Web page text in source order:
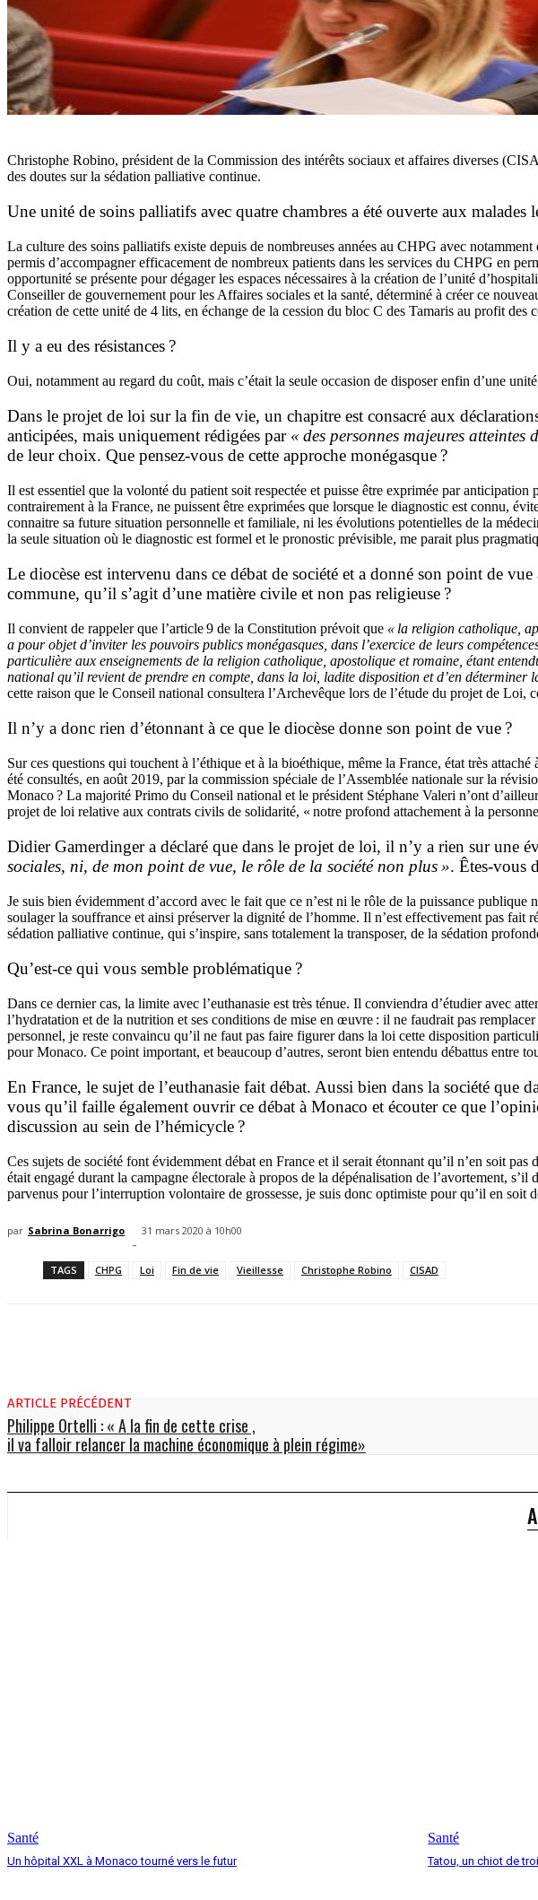
Christophe Robino, président de la Commission des intérêts sociaux et affaires diverses
des doutes sur la sédation palliative continue.
Une unité de soins palliatifs avec quatre chambres a été ouverte aux
La culture des soins palliatifs existe depuis de nombreuses années au CHPG avec
permis d’accompagner efficacement de nombreux patients dans les services du CHPG en
opportunité se présente pour dégager les espaces nécessaires à la création de l’unité
Conseiller de gouvernement pour les Affaires sociales et la santé, déterminé à créer ce
création de cette unité de 4 lits, en échange de la cession du bloc C des Tamaris au profit des
Il y a eu des résistances ?
Oui, notamment au regard du coût, mais c’était la seule occasion de disposer enfin d’une
Dans le projet de loi sur la fin de vie, un chapitre est consacré aux
anticipées, mais uniquement rédigées par « des personnes majeures
de leur choix. Que pensez-vous de cette approche monégasque ?
Il est essentiel que la volonté du patient soit respectée et puisse être exprimée par
contrairement à la France, ne puissent être exprimées que lorsque le diagnostic est connu,
connaitre sa future situation personnelle et familiale, ni les évolutions potentielles de la
la seule situation où le diagnostic est formel et le pronostic prévisible, me parait plus
Le diocèse est intervenu dans ce débat de société et a donné son point de
commune, qu’il s’agit d’une matière civile et non pas religieuse ?
Il convient de rappeler que l’article 9 de la Constitution prévoit que « la religion catholique,
a pour objet d’inviter les pouvoirs publics monégasques, dans l’exercice de leurs
particulière aux enseignements de la religion catholique, apostolique et romaine, étant
national qu’il revient de prendre en compte, dans la loi, ladite disposition et d’en déterminer
cette raison que le Conseil national consultera l’Archevêque lors de l’étude du projet de Loi,
Il n’y a donc rien d’étonnant à ce que le diocèse donne son point de vue ?
Sur ces questions qui touchent à l’éthique et à la bioéthique, même la France, état très
été consultés, en août 2019, par la commission spéciale de l’Assemblée nationale sur la
Monaco ? La majorité Primo du Conseil national et le président Stéphane Valeri n’ont
projet de loi relative aux contrats civils de solidarité, « notre profond attachement à la
Didier Gamerdinger a déclaré que dans le projet de loi, il n’y a rien sur une
sociales, ni, de mon point de vue, le rôle de la société non plus ». Êtes-vous
Je suis bien évidemment d’accord avec le fait que ce n’est ni le rôle de la puissance
soulager la souffrance et ainsi préserver la dignité de l’homme. Il n’est effectivement pas
sédation palliative continue, qui s’inspire, sans totalement la transposer, de la sédation
Qu’est-ce qui vous semble problématique ?
Dans ce dernier cas, la limite avec l’euthanasie est très ténue. Il conviendra d’étudier avec
l’hydratation et de la nutrition et ses conditions de mise en œuvre : il ne faudrait pas
personnel, je reste convaincu qu’il ne faut pas faire figurer dans la loi cette disposition
pour Monaco. Ce point important, et beaucoup d’autres, seront bien entendu débattus entre
En France, le sujet de l’euthanasie fait débat. Aussi bien dans la société que
vous qu’il faille également ouvrir ce débat à Monaco et écouter ce que
discussion au sein de l’hémicycle ?
Ces sujets de société font évidemment débat en France et il serait étonnant qu’il n’en soit
était engagé durant la campagne électorale à propos de la dépénalisation de l’avortement,
parvenus pour l’interruption volontaire de grossesse, je suis donc optimiste pour qu’il en soit
par Sabrina Bonarrigo
-
31 mars 2020 à 10h00
TAGS CHPG Loi Fin de vie Vieillesse Christophe Robino CISAD
ARTICLE PRÉCÉDENT
Philippe Ortelli : « A la fin de cette crise ,
il va falloir relancer la machine économique à plein régime»
Santé
Un hôpital XXL à Monaco tourné vers le futur
Santé
Tatou, un chiot de